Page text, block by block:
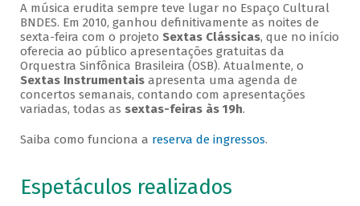
A música erudita sempre teve lugar no Espaço Cultural
BNDES. Em 2010, ganhou definitivamente as noites de
sexta-feira com o projeto Sextas Clássicas, que no início
oferecia ao público apresentações gratuitas da
Orquestra Sinfônica Brasileira (OSB). Atualmente, o
Sextas Instrumentaisapresenta uma agenda de
concertos semanais, contando com apresentações
variadas, todas as sextas-feiras às 19h.
Saiba como funciona a reserva de ingressos.
Espetáculos realizados